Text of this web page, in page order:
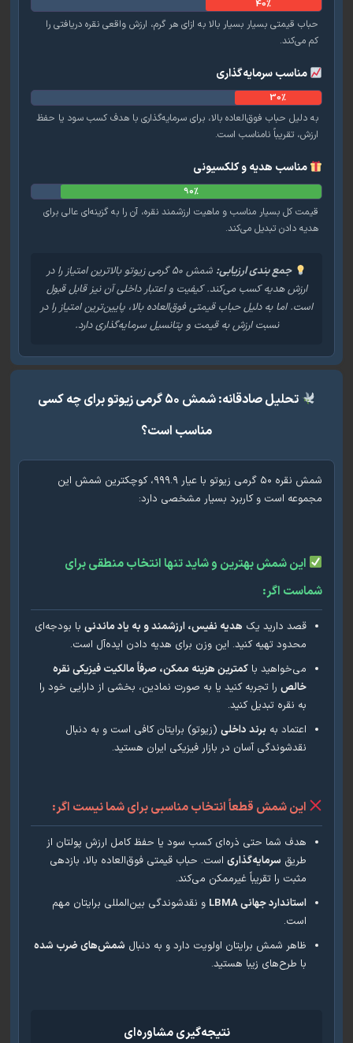
قیمتی بسیار بسیار بالا به ازای هر گرم، ارزش واقعی نقره دریافتی را
مناسب سرمایه‌گذاری
دلیل حباب فوق‌العاده بالا، برای سرمایه‌گذاری با هدف کسب سود یا حفظ
تقریباً نامناسب است.
مناسب هدیه و کلکسیونی
کل بسیار مناسب و ماهیت ارزشمند نقره، آن را به گزینه‌ای عالی برای
دادن تبدیل می‌کند.
جمع بندی ارزیابی:
شمش ۵۰ گرمی زیوتو بالاترین امتیاز را در
ارزش هدیه کسب می‌کند. کیفیت و اعتبار داخلی آن نیز قابل قبول
اما به دلیل حباب قیمتی فوق‌العاده بالا، پایین‌ترین امتیاز را در
نسبت ارزش به قیمت و پتانسیل سرمایه‌گذاری دارد.
تحلیل صادقانه: شمش ۵۰ گرمی زیوتو برای چه کسی
مناسب است؟
شمش نقره ۵۰ گرمی زیوتو با عیار ۹۹۹.۹، کوچکترین شمش این
است و کاربرد بسیار مشخصی دارد:
این شمش بهترین و شاید تنها انتخاب منطقی برای
اگر:
قصد دارید یک هدیه نفیس، ارزشمند و به یاد ماندنیبا بودجه‌ای
محدود تهیه کنید. این وزن برای هدیه دادن ایده‌آل است.
می‌خواهید باکمترین هزینه ممکن، صرفاً مالکیت فیزیکی نقره
را تجربه کنید یا به صورت نمادین، بخشی از دارایی خود را
به نقره تبدیل کنید.
اعتماد به برند داخلی(زیوتو) برایتان کافی است و به دنبال
نقدشوندگی آسان در بازار فیزیکی ایران هستید.
این شمش قطعاً انتخاب مناسبی برای شما نیست اگر:
هدف شما حتی ذره‌ای کسب سود یا حفظ کامل ارزش پولتان از
سرمایه‌گذاریاست. حباب قیمتی فوق‌العاده بالا، بازدهی
مثبت را تقریباً غیرممکن می‌کند.
استاندارد جهانی LBMA
و نقدشوندگی بین‌المللی برایتان مهم
ظاهر شمش برایتان اولویت دارد و به دنبالشمش‌های ضرب شده
با طرح‌های زیبا هستید.
نتیجه‌گیری مشاوره‌ای